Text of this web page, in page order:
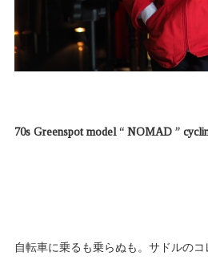
70s Greenspot model “ NOMAD ”
自転車に乗るも乗らぬも。サドルの